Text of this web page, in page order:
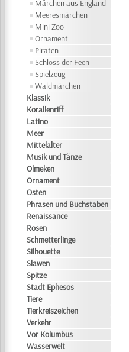
Märchen aus England
Meeresmärchen
Mini Zoo
Ornament
Piraten
Schloss der Feen
Spielzeug
Waldmärchen
Klassik
Korallenriff
Latino
Meer
Mittelalter
Musik und Tänze
Olmeken
Ornament
Osten
Phrasen und Buchstaben
Renaissance
Rosen
Schmetterlinge
Silhouette
Slawen
Spitze
Stadt Ephesos
Tiere
Tierkreiszeichen
Verkehr
Vor Kolumbus
Wasserwelt